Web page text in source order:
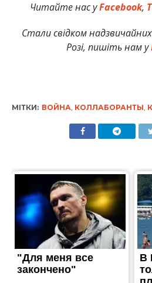
Читайте нас уFacebook,
Стали свідком
Розі, пишіть нам у
МІТКИ: ВОЙНА, КОЛЛАБОРАНТЫ,